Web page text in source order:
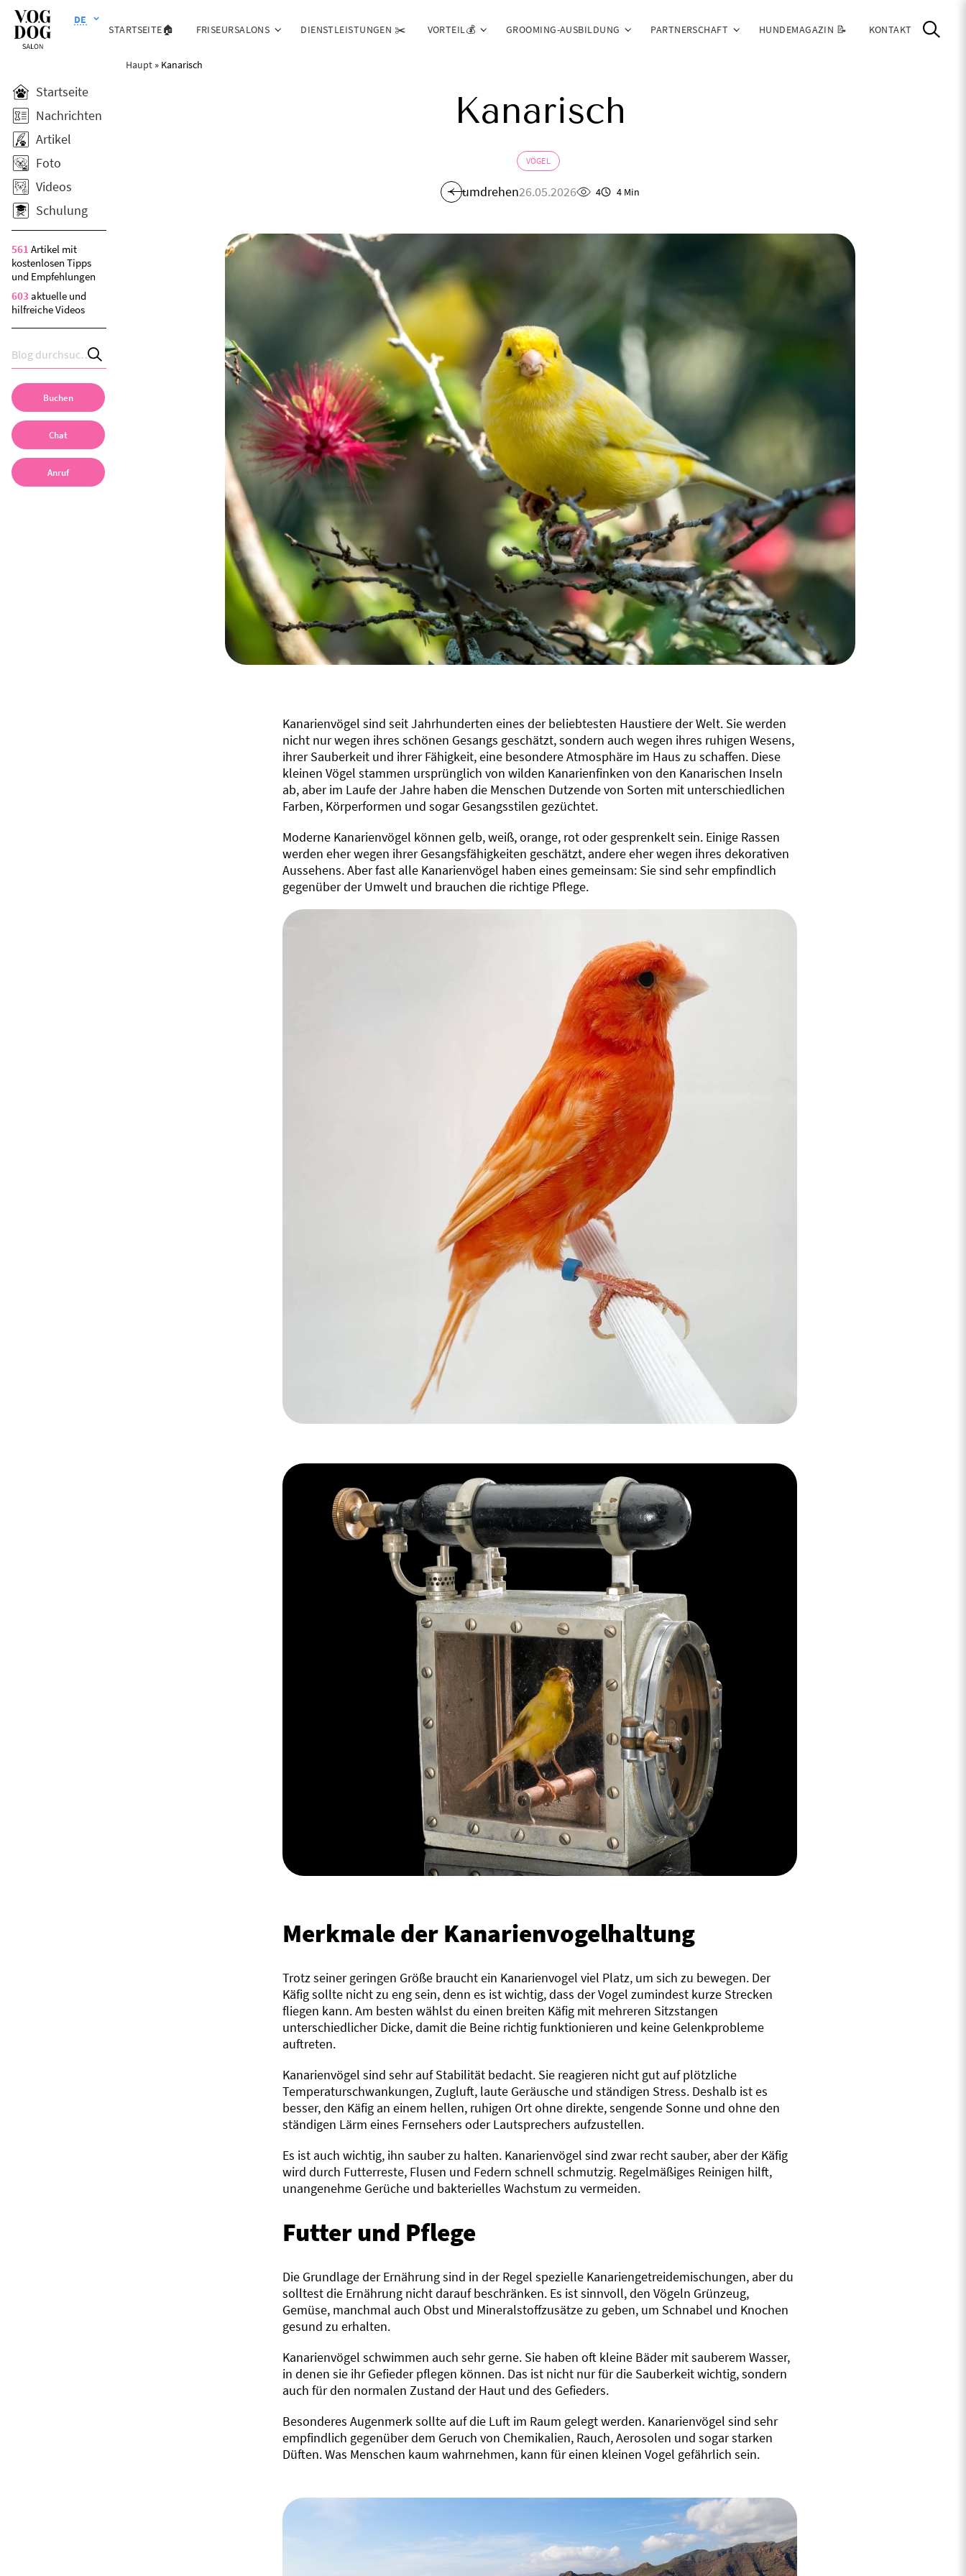
DE
STARTSEITE🏠
FRISEURSALONS DIENSTLEISTUNGEN ✂️ VORTEIL💰 GROOMING-AUSBILDUNG PARTNERSCHAFT HUNDEMAGAZIN 📝 KONTAKT
Haupt» Kanarisch
Startseite
Nachrichten
Artikel
Foto
Videos
Schulung
561 Artikel mit
kostenlosen Tipps
und Empfehlungen
603 aktuelle und
hilfreiche Videos
Buchen
Chat
Anruf
Kanarisch
VÖGEL
umdrehen26.05.2026 4 4 Min
Kanarienvögel sind seit Jahrhunderten eines der beliebtesten Haustiere der Welt. Sie werden
nicht nur wegen ihres schönen Gesangs geschätzt, sondern auch wegen ihres ruhigen Wesens,
ihrer Sauberkeit und ihrer Fähigkeit, eine besondere Atmosphäre im Haus zu schaffen. Diese
kleinen Vögel stammen ursprünglich von wilden Kanarienfinken von den Kanarischen Inseln
ab, aber im Laufe der Jahre haben die Menschen Dutzende von Sorten mit unterschiedlichen
Farben, Körperformen und sogar Gesangsstilen gezüchtet.
Moderne Kanarienvögel können gelb, weiß, orange, rot oder gesprenkelt sein. Einige Rassen
werden eher wegen ihrer Gesangsfähigkeiten geschätzt, andere eher wegen ihres dekorativen
Aussehens. Aber fast alle Kanarienvögel haben eines gemeinsam: Sie sind sehr empfindlich
gegenüber der Umwelt und brauchen die richtige Pflege.
Merkmale der Kanarienvogelhaltung
Trotz seiner geringen Größe braucht ein Kanarienvogel viel Platz, um sich zu bewegen. Der
Käfig sollte nicht zu eng sein, denn es ist wichtig, dass der Vogel zumindest kurze Strecken
fliegen kann. Am besten wählst du einen breiten Käfig mit mehreren Sitzstangen
unterschiedlicher Dicke, damit die Beine richtig funktionieren und keine Gelenkprobleme
auftreten.
Kanarienvögel sind sehr auf Stabilität bedacht. Sie reagieren nicht gut auf plötzliche
Temperaturschwankungen, Zugluft, laute Geräusche und ständigen Stress. Deshalb ist es
besser, den Käfig an einem hellen, ruhigen Ort ohne direkte, sengende Sonne und ohne den
ständigen Lärm eines Fernsehers oder Lautsprechers aufzustellen.
Es ist auch wichtig, ihn sauber zu halten. Kanarienvögel sind zwar recht sauber, aber der Käfig
wird durch Futterreste, Flusen und Federn schnell schmutzig. Regelmäßiges Reinigen hilft,
unangenehme Gerüche und bakterielles Wachstum zu vermeiden.
Futter und Pflege
Die Grundlage der Ernährung sind in der Regel spezielle Kanariengetreidemischungen, aber du
solltest die Ernährung nicht darauf beschränken. Es ist sinnvoll, den Vögeln Grünzeug,
Gemüse, manchmal auch Obst und Mineralstoffzusätze zu geben, um Schnabel und Knochen
gesund zu erhalten.
Kanarienvögel schwimmen auch sehr gerne. Sie haben oft kleine Bäder mit sauberem Wasser,
in denen sie ihr Gefieder pflegen können. Das ist nicht nur für die Sauberkeit wichtig, sondern
auch für den normalen Zustand der Haut und des Gefieders.
Besonderes Augenmerk sollte auf die Luft im Raum gelegt werden. Kanarienvögel sind sehr
empfindlich gegenüber dem Geruch von Chemikalien, Rauch, Aerosolen und sogar starken
Düften. Was Menschen kaum wahrnehmen, kann für einen kleinen Vogel gefährlich sein.